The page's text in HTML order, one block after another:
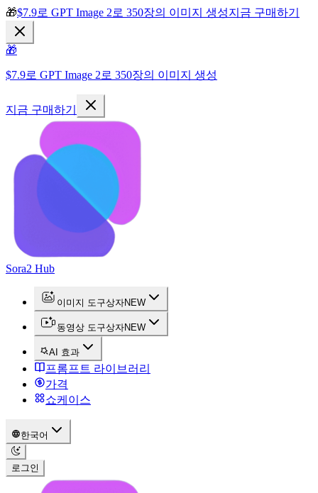
🎁$7.9로 GPT Image 2로 350장의 이미지 생성지금 구매하기
🎁
$7.9로 GPT Image 2로 350장의 이미지 생성
지금 구매하기
Sora2 Hub
이미지 도구상자NEW
동영상 도구상자NEW
AI 효과
프롬프트 라이브러리
가격
쇼케이스
한국어
로그인